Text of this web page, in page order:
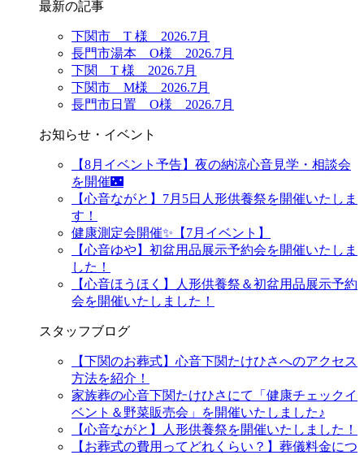
最新の記事
下関市 T 様 2026.7月
長門市湯本 O様 2026.7月
下関 T 様 2026.7月
下関市 M様 2026.7月
長門市日置 O様 2026.7月
お知らせ・イベント
【8月イベント予告】夜の納涼心音見学・相談会
を開催🌃
【心音ながと】7月5日人形供養祭を開催いたしま
す！
健康測定会開催✨【7月イベント】
【心音ゆや】初盆用品展示予約会を開催いたしま
した！
【心音ほうほく】人形供養祭＆初盆用品展示予約
会を開催いたしました！
スタッフブログ
【下関のお葬式】心音下関たけひさへのアクセス
方法を紹介！
家族葬の心音下関たけひさにて「健康チェックイ
ベント＆野菜販売会」を開催いたしました♪
【心音ながと】人形供養祭を開催いたしました！
【お葬式の費用ってどれくらい？】葬儀料金につ